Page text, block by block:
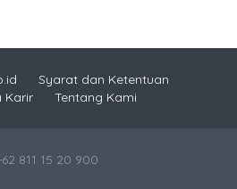
Syarat dan Ketentuan
Karir
Tentang Kami
811 15 20 900